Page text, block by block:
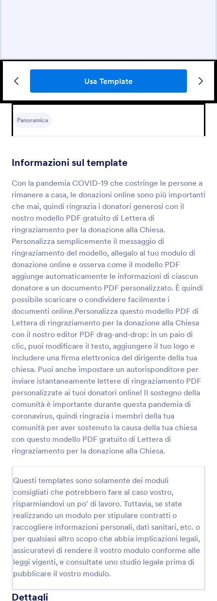
Usa Template
Panoramica
Informazioni sul template
Con la pandemia COVID-19 che costringe le persone a
rimanere a casa, le donazioni online sono più importanti
che mai, quindi ringrazia i donatori generosi con il
nostro modello PDF gratuito di Lettera di
ringraziamento per la donazione alla Chiesa.
Personalizza semplicemente il messaggio di
ringraziamento del modello, allegalo al tuo modulo di
donazione online e osserva come il modello PDF
aggiunge automaticamente le informazioni di ciascun
donatore a un documento PDF personalizzato. È quindi
possibile scaricare o condividere facilmente i
documenti online.Personalizza questo modello PDF di
Lettera di ringraziamento per la donazione alla Chiesa
con il nostro editor PDF drag-and-drop: in un paio di
clic, puoi modificare il testo, aggiungere il tuo logo e
includere una firma elettronica del dirigente della tua
chiesa. Puoi anche impostare un autorisponditore per
inviare istantaneamente lettere di ringraziamento PDF
personalizzate ai tuoi donatori online! Il sostegno della
comunità è importante durante questa pandemia di
coronavirus, quindi ringrazia i membri della tua
comunità per aver sostenuto la causa della tua chiesa
con questo modello PDF gratuito di Lettera di
ringraziamento per la donazione alla Chiesa.
Questi templates sono solamente dei moduli
consigliati che potrebbero fare al caso vostro,
risparmiandovi un po' di lavoro. Tuttavia, se state
realizzando un modulo per stipulare contratti o
raccogliere informazioni personali, dati sanitari, etc. o
per qualsiasi altro scopo che abbia implicazioni legali,
assicuratevi di rendere il vostro modulo conforme alle
leggi vigenti, e consultate uno studio legale prima di
pubblicare il vostro modulo.
Dettagli